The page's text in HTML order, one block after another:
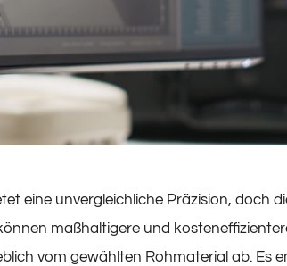
eine unvergleichliche Präzision, doch
maßhaltigere und
vom gewählten Rohmaterial ab. Es